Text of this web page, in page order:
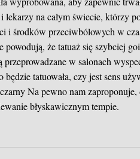
lekarzy na całym świecie, którzy
i środków przeciwbólowych w
że tatuaż się szybciej
przeprowadzane w salonach
tatuowała, czy jest sens
Na pewno nam
błyskawicznym tempie.